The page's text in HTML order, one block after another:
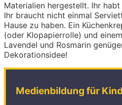
Materialien hergestellt. Ihr
Ihr braucht nicht einmal
Hause zu haben. Ein
(oder Klopapierrolle) und
Lavendel und Rosmarin
Dekorationsidee!
Medienbildung für